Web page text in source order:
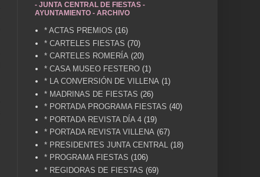
- JUNTA CENTRAL DE FIESTAS -
AYUNTAMIENTO - ARCHIVO
* ACTAS PREMIOS (16)
* CARTELES FIESTAS (70)
* CARTELES ROMERÍA (20)
* CASA MUSEO FESTERO (1)
* LA CONVERSIÓN DE VILLENA (1)
* MADRINAS DE FIESTAS (26)
* PORTADA PROGRAMA FIESTAS (40)
* PORTADA REVISTA DÍA 4 (19)
* PORTADA REVISTA VILLENA (67)
* PRESIDENTES JUNTA CENTRAL
(18)
* PROGRAMA FIESTAS (106)
* REGIDORAS DE FIESTAS (69)